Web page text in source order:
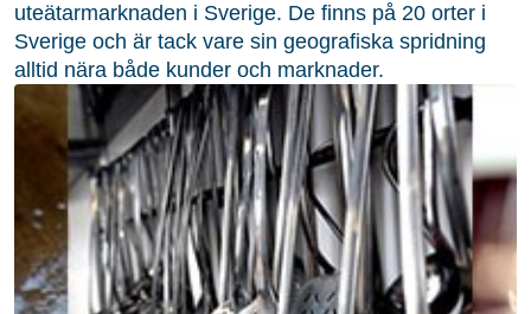
uteätarmarknaden i Sverige. De finns på 20 orter i
Sverige och är tack vare sin geografiska spridning
alltid nära både kunder och marknader.